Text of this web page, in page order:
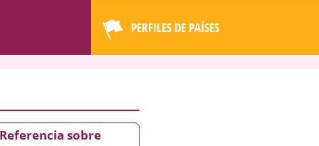
PERFILES DE PAÍSES
Referencia sobre